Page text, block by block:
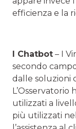
efficienza e la
I Chatbot – I
secondo
dalle soluzioni
L’Osservatorio
utilizzati a
più utilizzati